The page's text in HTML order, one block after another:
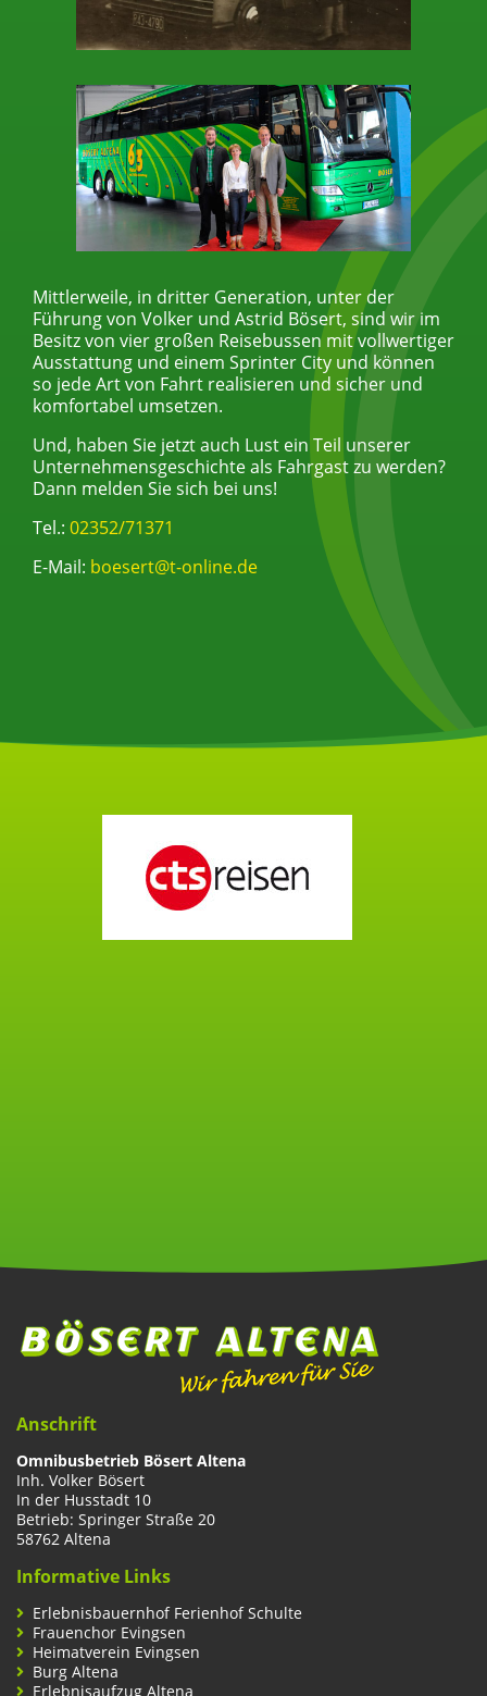
Mittlerweile, in dritter Generation, unter der
Führung von Volker und Astrid Bösert, sind wir im
Besitz von vier großen Reisebussen mit vollwertiger
Ausstattung und einem Sprinter City und können
so jede Art von Fahrt realisieren und sicher und
komfortabel umsetzen.
Und, haben Sie jetzt auch Lust ein Teil unserer
Unternehmensgeschichte als Fahrgast zu werden?
Dann melden Sie sich bei uns!
Tel.: 02352/71371
E-Mail: boesert@t-online.de
Anschrift
Omnibusbetrieb Bösert Altena
Inh. Volker Bösert
In der Husstadt 10
Betrieb: Springer Straße 20
58762 Altena
Informative Links
Erlebnisbauernhof Ferienhof Schulte
Frauenchor Evingsen
Heimatverein Evingsen
Burg Altena
Erlebnisaufzug Altena